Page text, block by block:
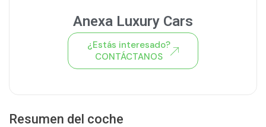
Resumen del coche
Anexa Luxury Cars
¿Estás interesado?
CONTÁCTANOS